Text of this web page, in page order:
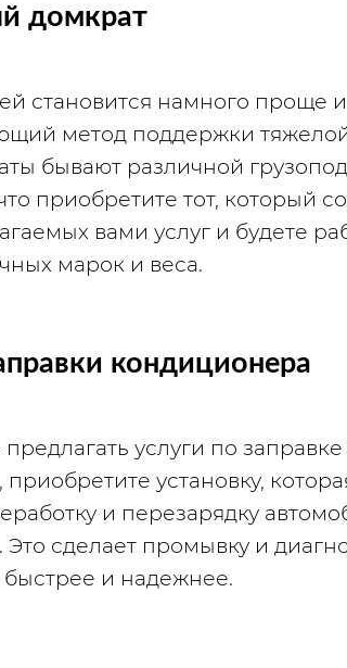
домкрат
становится намного проще
метод поддержки
бывают различной
приобретите тот, который
вами услуг и будете
марок и веса.
кондиционера
услуги по
установку,
и перезарядку
сделает промывку и
и надежнее.